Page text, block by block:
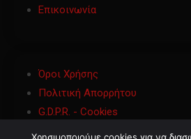
Επικοινωνία
Όροι Χρήσης
Πολιτική Απορρήτου
G.D.P.R. - Cookies